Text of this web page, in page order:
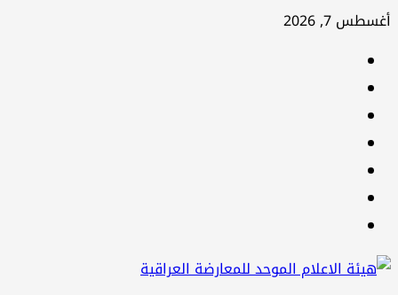
تخطي
أغسطس 7, 2026